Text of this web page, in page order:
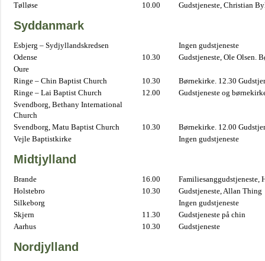
Tølløse
10.00 Gudstjeneste, Christian
Syddanmark
Esbjerg – Sydjyllandskredsen
Ingen gudstjeneste
Odense
10.30
Gudstjeneste, Ole Olsen.
Oure
Ringe – Chin Baptist Church
10.30
Børnekirke. 12.30
Ringe – Lai Baptist Church
12.00
Gudstjeneste og
Svendborg, Bethany International
Church
Svendborg, Matu Baptist Church
10.30
Børnekirke. 12.00
Vejle Baptistkirke
Ingen gudstjeneste
Midtjylland
Brande 16.00
Familiesanggudstjeneste,
Holstebro
10.30
Gudstjeneste, Allan Thing
Silkeborg
Ingen gudstjeneste
Skjern
11.30
Gudstjeneste på chin
Aarhus
10.30 Gudstjeneste
Nordjylland